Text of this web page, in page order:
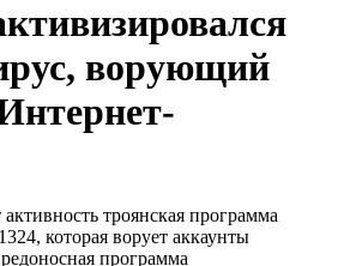
ворующий
троянская программа
которая ворует аккаунты
программа